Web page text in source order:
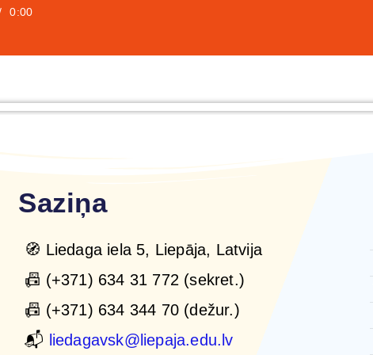
0:00
Saziņa
🧭 Liedaga iela 5, Liepāja, Latvija
📠 (+371) 634 31 772 (sekret.)
📠 (+371) 634 344 70 (dežur.)
📬 liedagavsk@liepaja.edu.lv